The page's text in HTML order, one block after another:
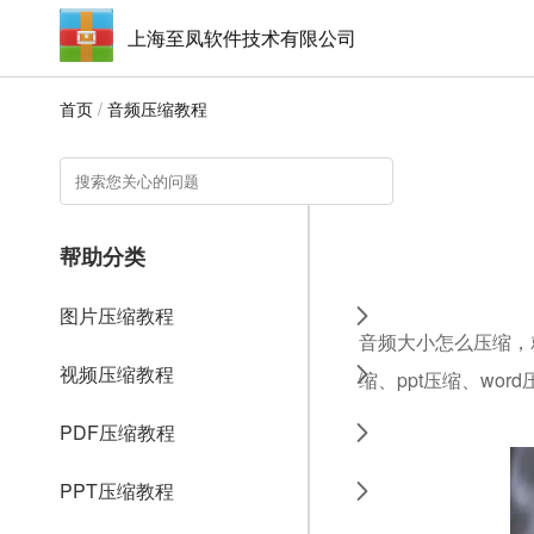
上海至凤软件技术有限公司
首页 / 音频压缩教程
帮助分类
图片压缩教程
视频压缩教程
PDF压缩教程
PPT压缩教程
音频大小怎么压缩
缩、ppt压缩、word